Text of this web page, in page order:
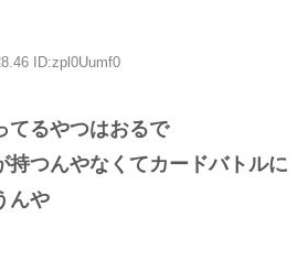
ID:zpl0Uumf0
てるやつはおるで
持つんやなくてカードバトルに
んや